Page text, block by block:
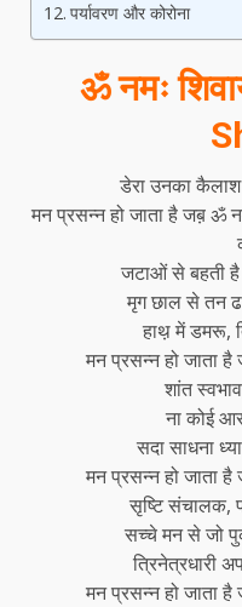
पर्यावरण और कोरोना
ॐ नमः
डेरा उनका
मन प्रसन्न हो जाता है जब़ ॐ
जटाओं से बहती है
मृग छाल से तन
हाथ़ में डमरू,
मन प्रसन्न हो जाता
शांत
ना कोई
सदा साधना
मन प्रसन्न हो जाता
सृष्टि संचालक,
सच्चे मन से जो
त्रिनेत्रधारी
मन प्रसन्न हो जाता